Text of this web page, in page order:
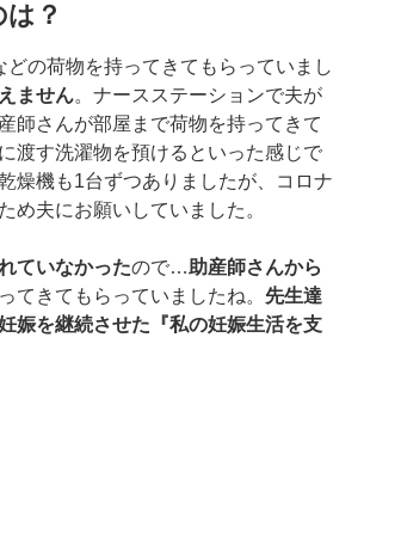
？
の荷物を持ってきてもらっていまし
ません。ナースステーションで夫が
師さんが部屋まで荷物を持ってきて
渡す洗濯物を預けるといった感じで
燥機も1台ずつありましたが、コロナ
め夫にお願いしていました。
ていなかったので…助産師さんから
てきてもらっていましたね。 先生達
娠を継続させた『私の妊娠生活を支